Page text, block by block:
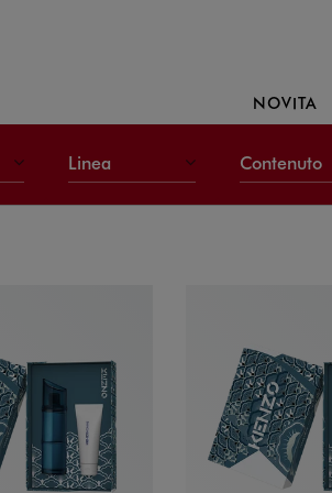
NOVITA
Linea Contenuto